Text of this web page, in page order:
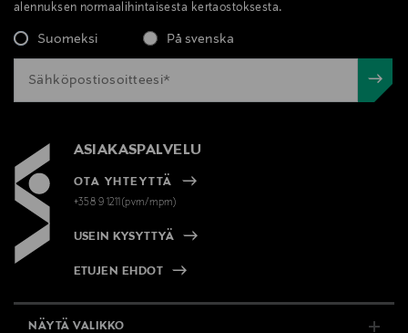
alennuksen normaalihintaisesta kertaostoksesta.
Suomeksi På svenska
ASIAKASPALVELU
OTA YHTEYTTÄ
+358 9 1211(pvm/mpm)
USEIN KYSYTTYÄ
ETUJEN EHDOT
NÄYTÄ VALIKKO